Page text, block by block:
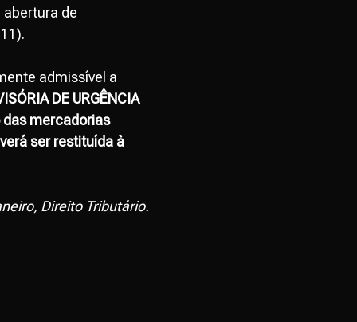
de
admissível a
DE URGÊNCIA
das mercadorias
ser restituída à
Direito Tributário.